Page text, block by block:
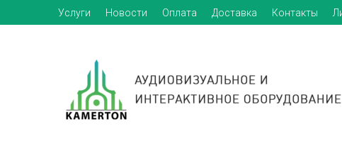
Услуги Новости Оплата Доставка Контакты